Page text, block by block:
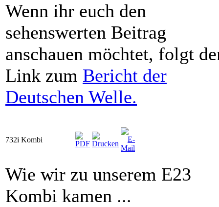
Wenn ihr euch den
sehenswerten Beitrag
anschauen möchtet, folgt
Link zum Bericht der
Deutschen Welle.
732i Kombi
Wie wir zu unserem E23
Kombi kamen ...